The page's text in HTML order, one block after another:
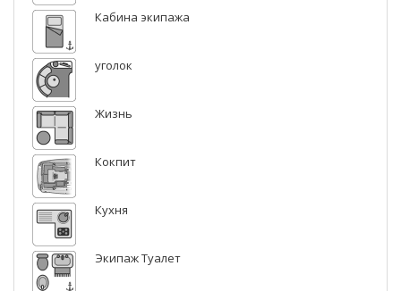
Кабина экипажа
уголок
Жизнь
Кокпит
Кухня
Экипаж Туалет